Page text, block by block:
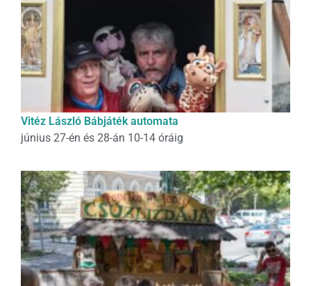
Vitéz László Bábjáték automata
június 27-én és 28-án 10-14 óráig